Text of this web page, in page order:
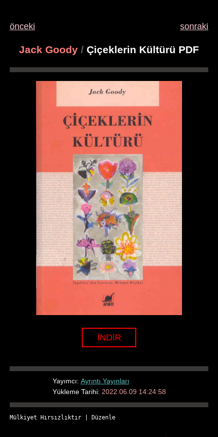
önceki sonraki
Jack Goody / Çiçeklerin Kültürü PDF
İNDİR
Yayımcı: Ayrıntı Yayınları
Yükleme Tarihi: 2022.06.09 14:24:58
Mülkiyet Hırsızlıktır Düzenle